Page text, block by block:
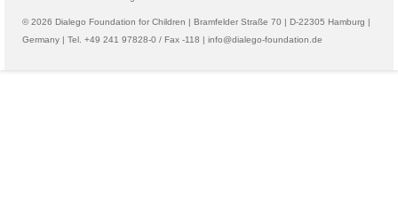
© 2026 Dialego Foundation for Children | Bramfelder Straße 70 | D-22305 Hamburg |
Germany | Tel. +49 241 97828-0 / Fax -118 | info@dialego-foundation.de